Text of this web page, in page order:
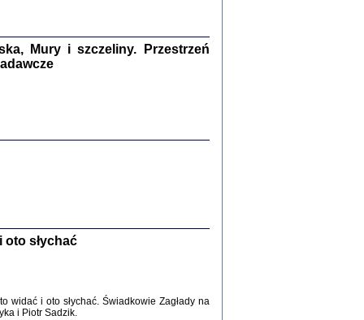
Warszawa 2017
PRZESZLI ...
w bunkrze (Żółkiew 1942-1944)
Mury i szczeliny. Przestrzeń
oto słychać
widać i oto słychać. Świadkowie Zagłady na
i Piotr Sadzik.